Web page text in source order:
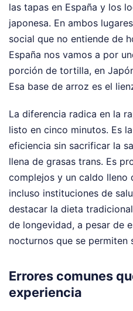
las tapas en España y los
japonesa. En ambos
social que no entiende de
España nos vamos a por
porción de tortilla, en
Esa base de arroz es el
La diferencia radica en la
listo en cinco minutos. Es
eficiencia sin sacrificar la
llena de grasas trans. Es
complejos y un caldo lleno
incluso instituciones de
destacar la dieta
de longevidad, a pesar de
nocturnos que se permiten
Errores comunes
experiencia